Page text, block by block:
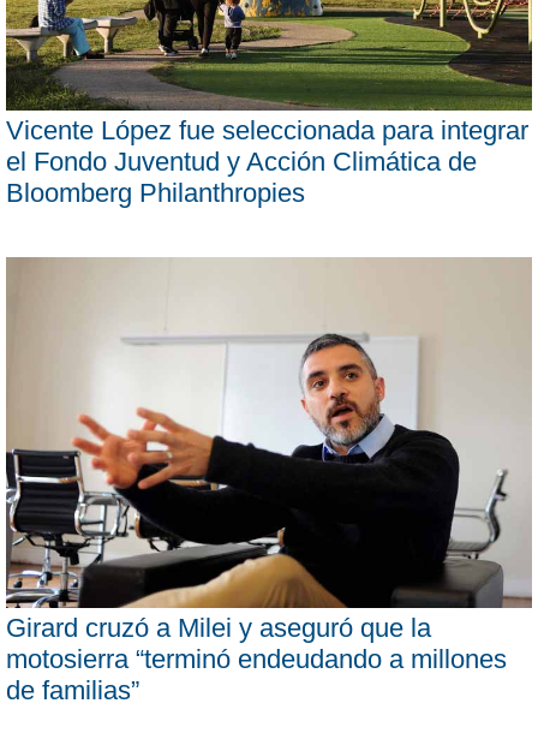
Vicente López fue seleccionada para integrar
el Fondo Juventud y Acción Climática de
Bloomberg Philanthropies
Girard cruzó a Milei y aseguró que la
motosierra “terminó endeudando a millones
de familias”